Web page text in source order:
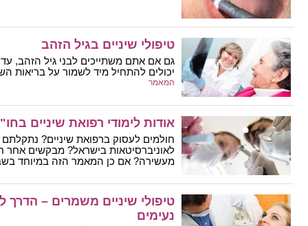
טיפולי שיניים בגיל הזהב
גם אם אתם משתייכים לבני גיל הזהב,
יכולים להתחיל מיד לשמור על בריאות
המאמר
אודות לימודי רפואת שיניים
חולמים לעסוק ברפואת שיניים?
לאוניברסיטאות בישראל? מבקשים אחר
מעשירה? אם כן המאמר הזה במיוחד
טיפולי שיניים משמרים – הדרך
נעימים